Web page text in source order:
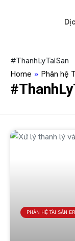
#ThanhLyTaiSan
Home » Phân hệ
PHÂN HỆ TÀI SẢN